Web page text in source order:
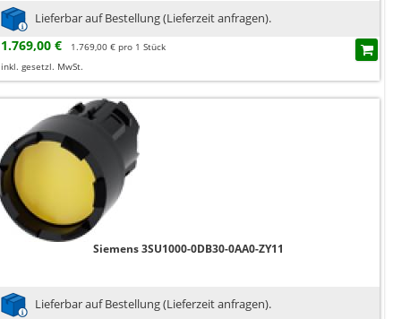
Lieferbar auf Bestellung (Lieferzeit anfragen).
1.769,00 €
1.769,00 € pro 1 Stück
inkl. gesetzl. MwSt.
Siemens 3SU1000-0DB30-0AA0-ZY11
Lieferbar auf Bestellung (Lieferzeit anfragen).